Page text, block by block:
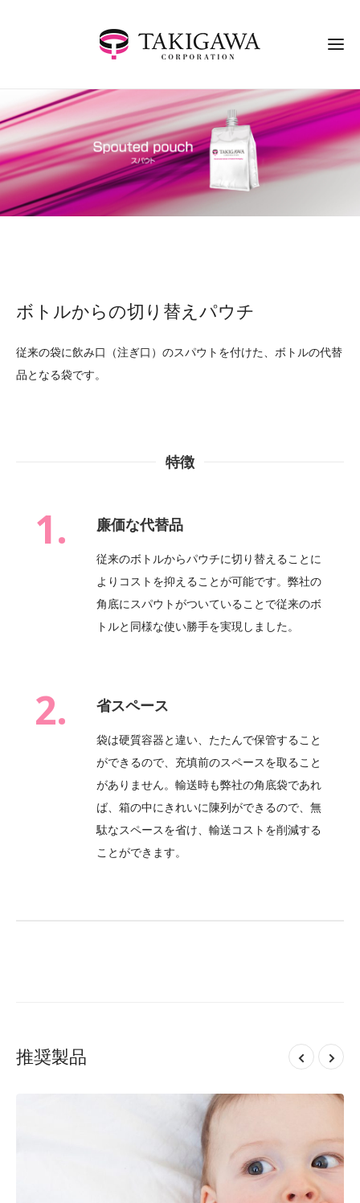
ボトルからの切り替えパウチ
従来の袋に飲み口（注ぎ口）のスパウトを付けた、ボトルの代替
品となる袋です。
特徴
1. 廉価な代替品
従来のボトルからパウチに切り替えることに
よりコストを抑えることが可能です。弊社の
角底にスパウトがついていることで従来のボ
トルと同様な使い勝手を実現しました。
2. 省スペース
袋は硬質容器と違い、たたんで保管すること
ができるので、充填前のスペースを取ること
がありません。輸送時も弊社の角底袋であれ
ば、箱の中にきれいに陳列ができるので、無
駄なスペースを省け、輸送コストを削減する
ことができます。
推奨製品